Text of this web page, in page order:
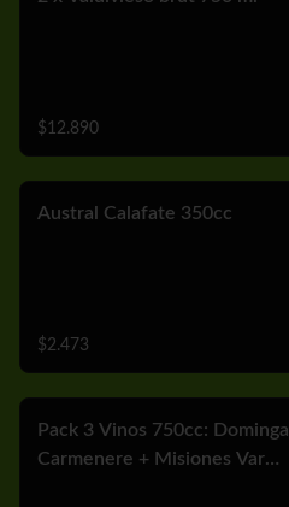
$12.890
Austral Calafate 350cc
$2.473
Pack 3 Vinos 750cc: Dominga
Carmenere + Misiones Var